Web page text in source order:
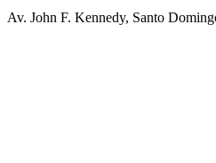
Av. John F. Kennedy, Santo